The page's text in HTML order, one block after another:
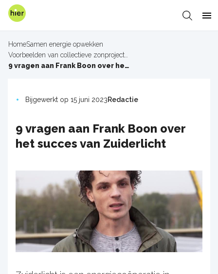
Overslaan
Zoeken
Kruimelpad
HomeSamen energie opwekken
Voorbeelden van collectieve zonprojecten
9 vragen aan Frank Boon over het succes van Zuiderlicht
Bijgewerkt op 15 juni 2023Redactie
9 vragen aan Frank Boon over
het succes van Zuiderlicht